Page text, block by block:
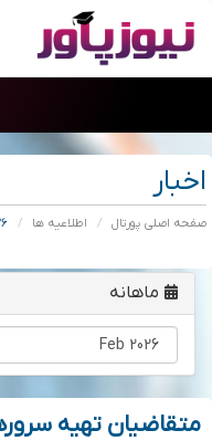
اخبار
صفحه اصلی پورتال اطلاعیه ها
ماهانه
متقاضیان تهیه